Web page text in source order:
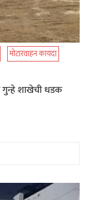
मोटारवाहन कायदा
गुन्हे शाखेची धडक